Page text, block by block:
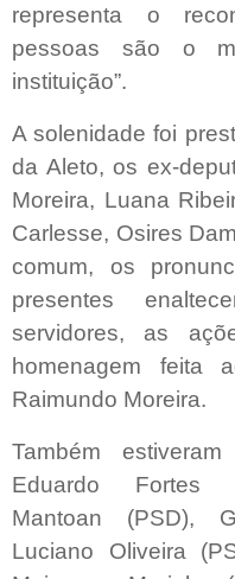
representa o
pessoas são o
instituição”.
A solenidade foi
da Aleto, os ex-
Moreira, Luana
Carlesse, Osires
comum, os
presentes
servidores, as
homenagem feita
Raimundo Moreira.
Também
Eduardo Fortes
Mantoan (PSD),
Luciano Oliveira